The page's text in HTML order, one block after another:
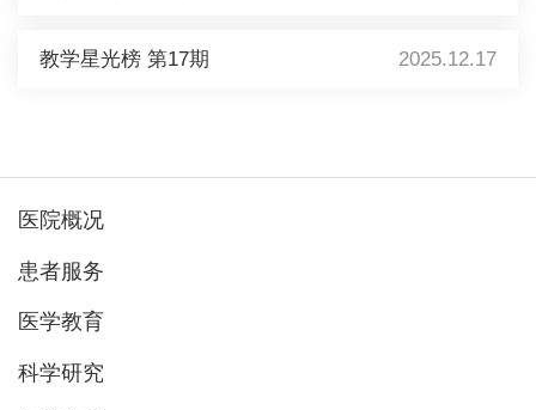
教学星光榜 第17期 2025.12.17
医院概况
患者服务
医学教育
科学研究